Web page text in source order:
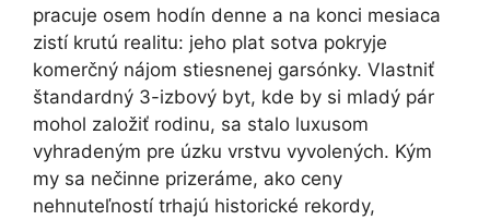
pracuje osem hodín denne a na konci mesiaca
zistí krutú realitu: jeho plat sotva pokryje
komerčný nájom stiesnenej garsónky. Vlastniť
štandardný 3-izbový byt, kde by si mladý pár
mohol založiť rodinu, sa stalo luxusom
vyhradeným pre úzku vrstvu vyvolených. Kým
my sa nečinne prizeráme, ako ceny
nehnuteľností trhajú historické rekordy,